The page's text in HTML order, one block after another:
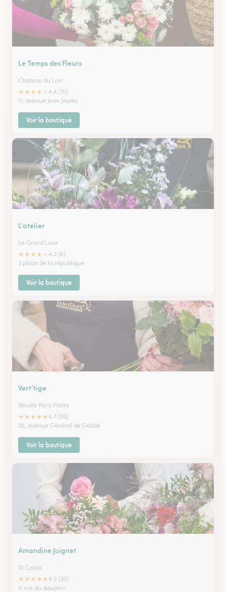
Le Temps des Fleurs
Chateau du Loir
★★★★
4.4 (15)
11, avenue Jean Jaurès
Voir la boutique
L’atelier
Le Grand Luce
★★★★
4.3 (6)
3 place de la république
Voir la boutique
Vert’tige
Neuille Pont Pierre
★★★★★4.7 (83)
26, avenue Général de Gaulle
Voir la boutique
Amandine Juignet
St Calais
★★★★★4.5 (30)
11 rue du dauphin